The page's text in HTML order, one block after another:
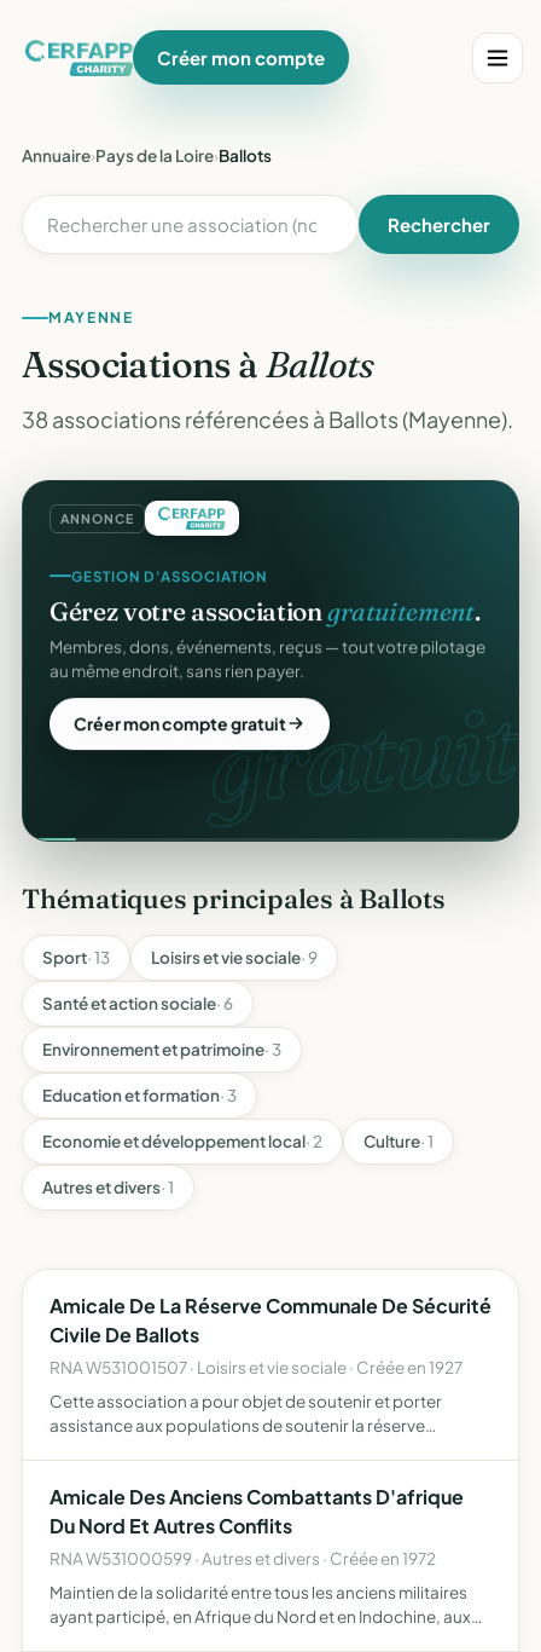
Créer mon compte
Annuaire›Pays de la Loire›Ballots
Rechercher
MAYENNE
Associations àBallots
38 associations référencées à Ballots (Mayenne).
ANNONCE
gratuit.
GESTION D'ASSOCIATION
Gérez votre associationgratuitement.
Membres, dons, événements, reçus — tout votre pilotage
au même endroit, sans rien payer.
Créer mon compte gratuit
Thématiques principales à Ballots
Sport· 13 Loisirs et vie sociale· 9
Santé et action sociale· 6
Environnement et patrimoine· 3
Education et formation· 3
Economie et développement local· 2 Culture· 1
Autres et divers· 1
Amicale De La Réserve Communale De Sécurité
Civile De Ballots
RNA W531001507 · Loisirs et vie sociale · Créée en 1927
Cette association a pour objet de soutenir et porter
assistance aux populations de soutenir la réserve
Amicale Des Anciens Combattants D'afrique
Du Nord Et Autres Conflits
RNA W531000599 · Autres et divers · Créée en 1972
Maintien de la solidarité entre tous les anciens militaires
ayant participé, en Afrique du Nord et en Indochine, aux